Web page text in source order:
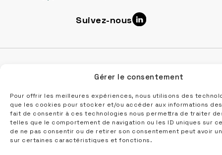
Gérer le consentement
Pour offrir les meilleures expériences, nous utilisons des
que les cookies pour stocker et/ou accéder aux informations
fait de consentir à ces technologies nous permettra de traiter
telles que le comportement de navigation ou les ID uniques sur
de ne pas consentir ou de retirer son consentement peut avoir
sur certaines caractéristiques et fonctions.
Suivez-nous
5 rue Lucien Velten
67810 HOLTZHEIM
info@sericenter.fr
03 55 40 32 67